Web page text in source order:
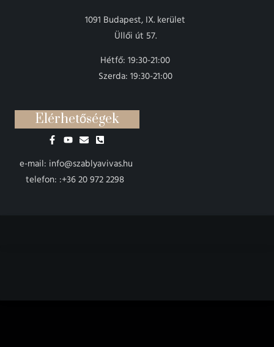
1091 Budapest, IX. kerület
Üllői út 57.
Hétfő: 19:30-21:00
Szerda: 19:30-21:00
Elérhetőségek
e-mail: info@szablyavivas.hu
telefon: :+36 20 972 2298